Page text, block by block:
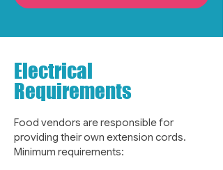
Electrical
Requirements
Food vendors are responsible for
providing their own extension cords.
Minimum requirements: